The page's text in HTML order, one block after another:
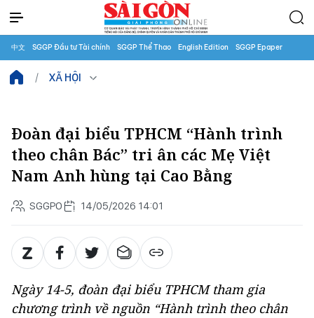
中文 SGGP Đầu tư Tài chính SGGP Thể Thao English Edition SGGP Epaper
XÃ HỘI
Đoàn đại biểu TPHCM “Hành trình
theo chân Bác” tri ân các Mẹ Việt
Nam Anh hùng tại Cao Bằng
SGGPO 14/05/2026 14:01
Ngày 14-5, đoàn đại biểu TPHCM tham gia
chương trình về nguồn “Hành trình theo chân